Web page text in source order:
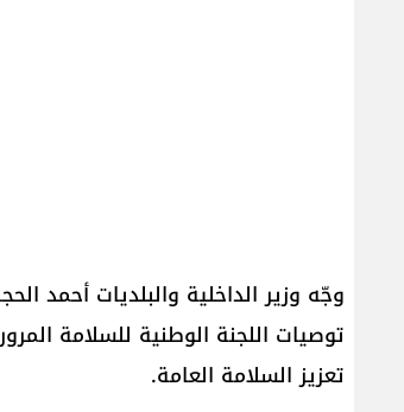
وجّه وزير الداخلية والبلديات أحمد
توصيات اللجنة الوطنية للسلامة
تعزيز السلامة العامة.